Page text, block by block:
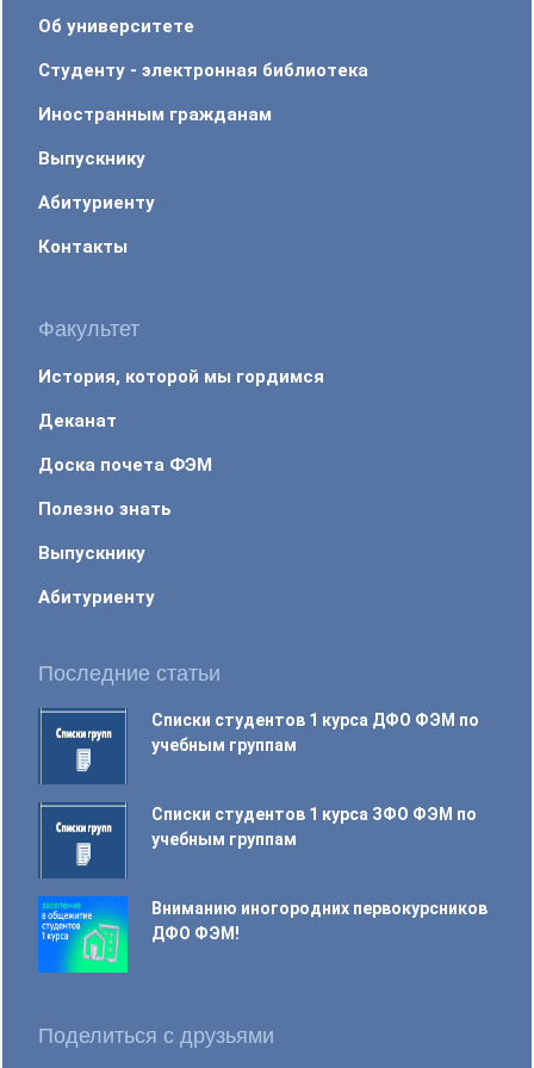
Об университете
Студенту - электронная библиотека
Иностранным гражданам
Выпускнику
Абитуриенту
Контакты
Факультет
История, которой мы гордимся
Деканат
Доска почета ФЭМ
Полезно знать
Выпускнику
Абитуриенту
Последние статьи
Списки студентов 1 курса ДФО ФЭМ по
учебным группам
Списки студентов 1 курса ЗФО ФЭМ по
учебным группам
Вниманию иногородних первокурсников
ДФО ФЭМ!
Поделиться с друзьями